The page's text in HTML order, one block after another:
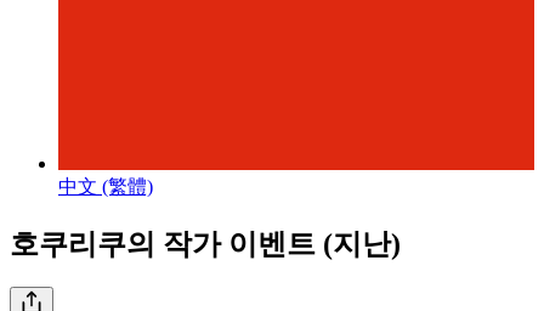
中文 (繁體)
호쿠리쿠의 작가 이벤트 (지난)